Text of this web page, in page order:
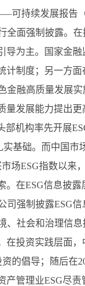
持续发展报告
面强制披露。
为主。国家金
制度；另一方
融高质量发展
发展能力提出更
机构率先开展
基础。而中国
场ESG指数以
在ESG信息披
强制披露ESG
社会和治理信
投资实践层面
倡导；随后在
管理业ESG尽